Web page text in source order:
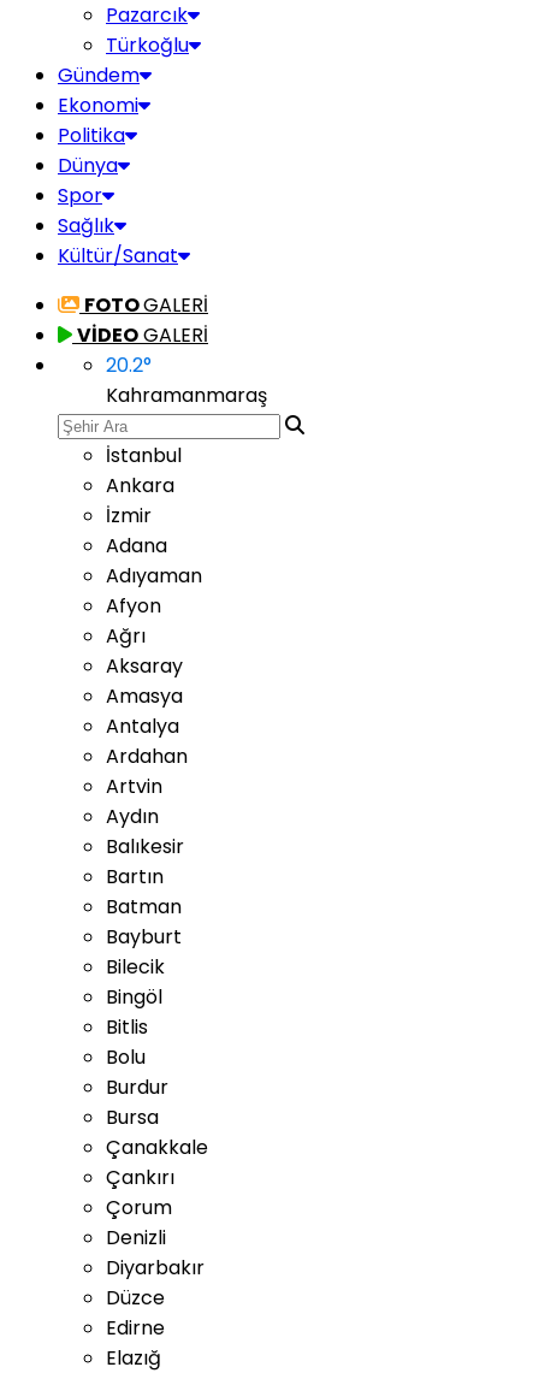
Pazarcık
Türkoğlu
Gündem
Ekonomi
Politika
Dünya
Spor
Sağlık
Kültür/Sanat
FOTOGALERİ
VİDEOGALERİ
20.2°
Kahramanmaraş
İstanbul
Ankara
İzmir
Adana
Adıyaman
Afyon
Ağrı
Aksaray
Amasya
Antalya
Ardahan
Artvin
Aydın
Balıkesir
Bartın
Batman
Bayburt
Bilecik
Bingöl
Bitlis
Bolu
Burdur
Bursa
Çanakkale
Çankırı
Çorum
Denizli
Diyarbakır
Düzce
Edirne
Elazığ